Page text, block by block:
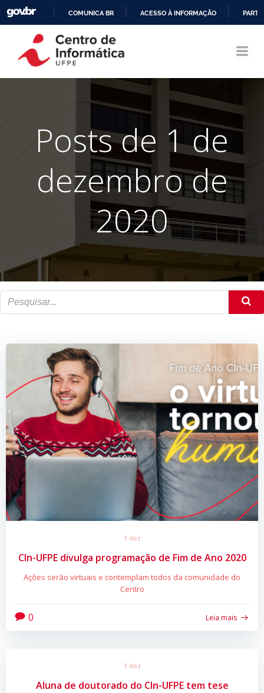
CONTEÚDO
COMUNICA BR ACESSO À INFORMAÇÃO
Posts de 1 de
dezembro de
2020
1 dez
CIn-UFPE divulga programação de Fim de Ano 2020
Ações serão virtuais e contemplam todos da comunidade do
Centro
0 Leia mais
1 dez
Aluna de doutorado do CIn-UFPE tem tese